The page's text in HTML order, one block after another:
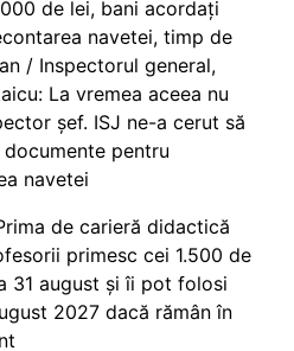
de lei, bani acordați
navetei, timp de
/ Inspectorul general,
La vremea aceea nu
șef. ISJ ne-a cerut să
pentru
navetei
de carieră didactică
primesc cei 1.500 de
31 august și îi pot folosi
2027 dacă rămân în